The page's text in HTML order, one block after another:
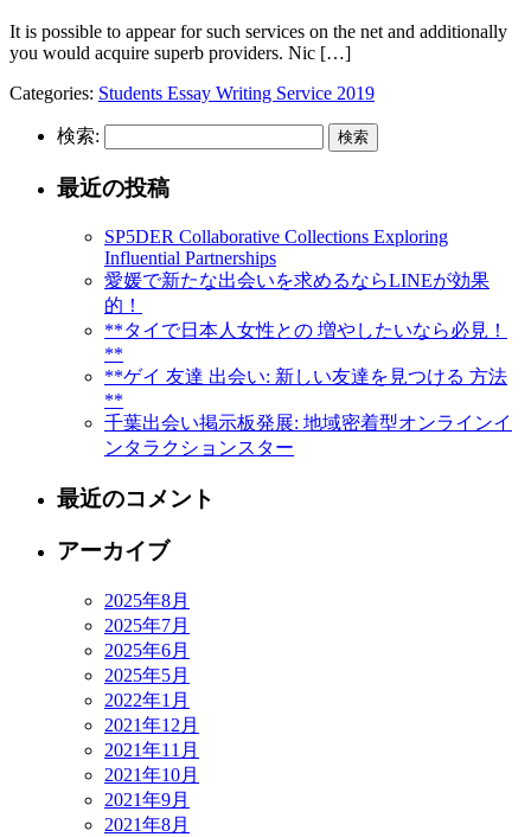
It is possible to appear for such services on the net and additionally
you would acquire superb providers. Nic […]
Categories: Students Essay Writing Service 2019
検索:
最近の投稿
SP5DER Collaborative Collections Exploring
Influential Partnerships
愛媛で新たな出会いを求めるならLINEが効果
的！
**タイで日本人女性との 増やしたいなら必見！
**
**ゲイ 友達 出会い: 新しい友達を見つける 方法
**
千葉出会い掲示板発展: 地域密着型オンラインイ
ンタラクションスター
最近のコメント
アーカイブ
2025年8月
2025年7月
2025年6月
2025年5月
2022年1月
2021年12月
2021年11月
2021年10月
2021年9月
2021年8月